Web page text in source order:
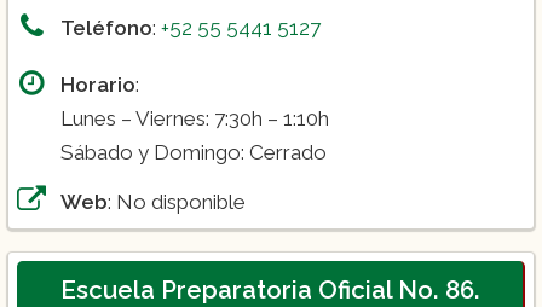
Teléfono: +52 55 5441 5127
Horario:
Lunes – Viernes: 7:30h – 1:10h
Sábado y Domingo: Cerrado
Web: No disponible
Escuela Preparatoria Oficial No. 86.